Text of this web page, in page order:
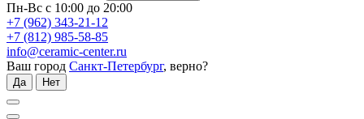
Пн-Вс с 10:00 до 20:00
+7 (962) 343-21-12
+7 (812) 985-58-85
info@ceramic-center.ru
Ваш город Санкт-Петербург, верно?
Да Нет